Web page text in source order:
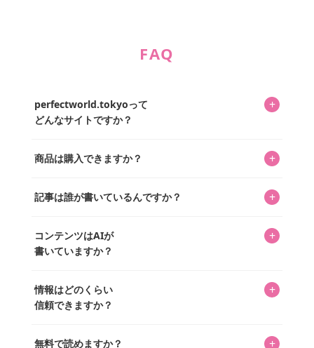
FAQ
perfectworld.tokyoって
どんなサイトですか？
+
ってもらうニュースサイトです。運営はキャラグッズコレ
を中心に行われており、私たちは実際に40,000種のキャラグ
商品は購入できますか？ +
「perfectworld.shop」で、ほとんど全てのアイテムを購
があり、そこからジャンプできます。
記事は誰が書いているんですか？ +
ています。記事内の99%を超えるほぼすべての写真も、1枚
ずつ心を込めて自分たちで撮影したものです。さらに、10
ッズを収集し、月に1,000点の新商品を選定・購入する編集
長KOSが全記事を監修しています。
コンテンツはAIが
書いていますか？
+
書いています。AIは使用していません。編集長KOSが最終確
認を行い、手動で更新しています。
情報はどのくらい
信頼できますか？
+
無料で読めますか？ +